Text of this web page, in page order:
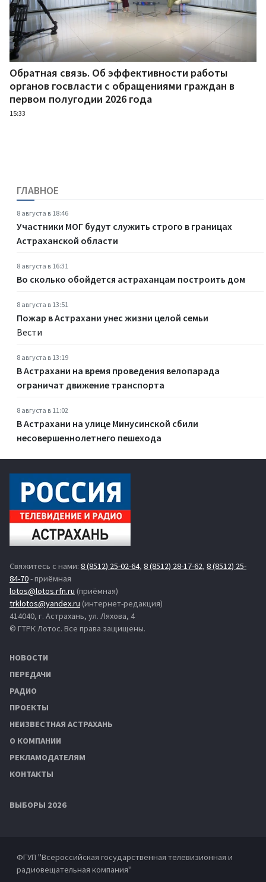
Обратная связь. Об эффективности работы
органов госвласти с обращениями граждан в
первом полугодии 2026 года
15:33
ГЛАВНОЕ
8 августа в 18:46
Участники МОГ будут служить строго в границах
Астраханской области
8 августа в 16:31
Во сколько обойдется астраханцам построить дом
8 августа в 13:51
Пожар в Астрахани унес жизни целой семьи
Вести
8 августа в 13:19
В Астрахани на время проведения велопарада
ограничат движение транспорта
8 августа в 11:02
В Астрахани на улице Минусинской сбили
несовершеннолетнего пешехода
Свяжитесь с нами: 8 (8512) 25-02-64, 8 (8512) 28-17-62, 8 (8512) 25-
84-70- приёмная
lotos@lotos.rfn.ru (приёмная)
trklotos@yandex.ru (интернет-редакция)
414040, г. Астрахань, ул. Ляхова, 4
© ГТРК Лотос. Все права защищены.
НОВОСТИ
ПЕРЕДАЧИ
РАДИО
ПРОЕКТЫ
НЕИЗВЕСТНАЯ АСТРАХАНЬ
О КОМПАНИИ
РЕКЛАМОДАТЕЛЯМ
КОНТАКТЫ
ВЫБОРЫ 2026
ФГУП "Всероссийская государственная телевизионная и
радиовещательная компания"